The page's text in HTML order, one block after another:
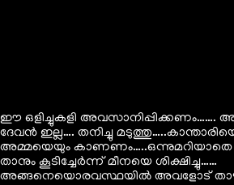
ഈ ഒളിച്ചുകളി അവസാനിപ്പിക്കണം…….
ദേവൻ ഇല്ല…. തനിച്ചു
അമ്മയെയും കാണണം…..ഒന്നുമറിയാതെ
താനും കൂടിച്ചേർന്ന് മീനയെ ശിക്ഷിച്ചു……
അങ്ങനെയൊരവസ്ഥയിൽ അവളോട്‌